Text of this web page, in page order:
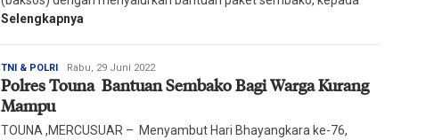
Selengkapnya
TNI & POLRIRedaksi
Harian
Mercusuar
Rabu, 29 Juni 2022
Polres Touna Bantuan Sembako Bagi Warga Kurang
Mampu
TOUNA ,MERCUSUAR – Menyambut Hari Bhayangkara ke-76,